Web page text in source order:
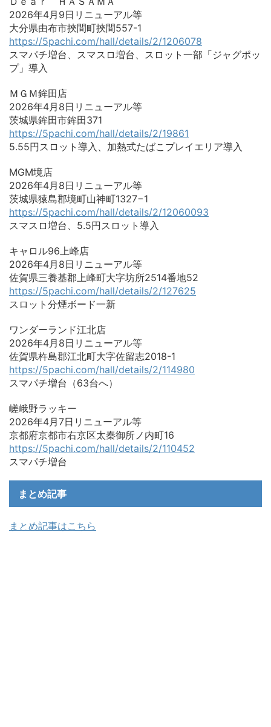
2026年4月9日リニューアル等
大分県由布市挾間町挾間557-1
https://5pachi.com/hall/details/2/1206078
スマパチ増台、スマスロ増台、スロット一部「ジャグポッ
プ」導入
ＭＧＭ鉾田店
2026年4月8日リニューアル等
茨城県鉾田市鉾田371
https://5pachi.com/hall/details/2/19861
5.55円スロット導入、加熱式たばこプレイエリア導入
MGM境店
2026年4月8日リニューアル等
茨城県猿島郡境町山神町1327−1
https://5pachi.com/hall/details/2/12060093
スマスロ増台、5.5円スロット導入
キャロル96上峰店
2026年4月8日リニューアル等
佐賀県三養基郡上峰町大字坊所2514番地52
https://5pachi.com/hall/details/2/127625
スロット分煙ボード一新
ワンダーランド江北店
2026年4月8日リニューアル等
佐賀県杵島郡江北町大字佐留志2018-1
https://5pachi.com/hall/details/2/114980
スマパチ増台（63台へ）
嵯峨野ラッキー
2026年4月7日リニューアル等
京都府京都市右京区太秦御所ノ内町16
https://5pachi.com/hall/details/2/110452
スマパチ増台
まとめ記事
まとめ記事はこちら